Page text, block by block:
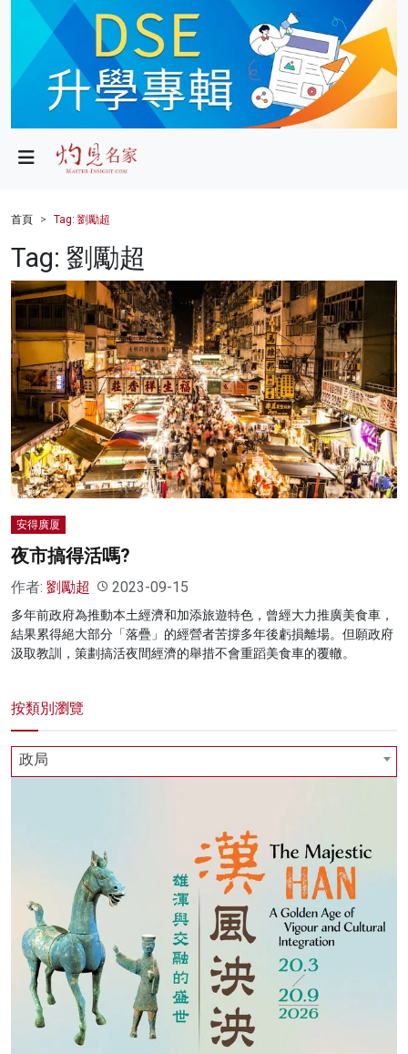
政局
財經
健康
商業
科技
影片
名家榜
灼見活動
首頁 Tag: 劉勵超
Tag: 劉勵超
安得廣厦
夜市搞得活嗎?
作者: 劉勵超 2023-09-15
多年前政府為推動本土經濟和加添旅遊特色，曾經大力推廣美食車，
結果累得絕大部分「落疊」的經營者苦撐多年後虧損離場。但願政府
汲取教訓，策劃搞活夜間經濟的舉措不會重蹈美食車的覆轍。
按類別瀏覽
政局